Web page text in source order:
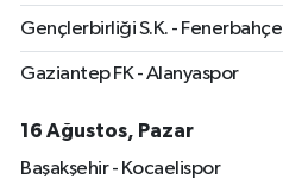
Gençlerbirliği S.K. - Fenerbahçe
Gaziantep FK - Alanyaspor
16 Ağustos, Pazar
Başakşehir - Kocaelispor